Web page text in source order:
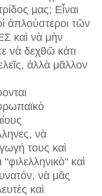
μας; Εἶναι
ἁπλούστεροι τῶν
καὶ νὰ μὴν
νὰ δεχθῶ κάτι
ἀλλὰ μᾶλλον
νὰ
τους καὶ
"φιλελληνικὸ" καὶ
νὰ μᾶς
καὶ